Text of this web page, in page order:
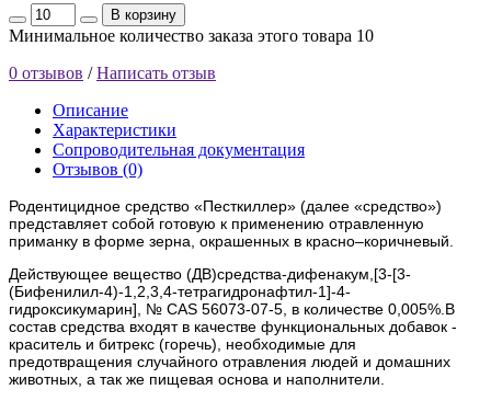
В корзину
Минимальное количество заказа этого товара 10
0 отзывов /Написать отзыв
Описание
Характеристики
Сопроводительная документация
Отзывов (0)
Родентицидное средство «Песткиллер» (далее «средство»)
представляет собой готовую к применению отравленную
приманку в форме зерна, окрашенных в красно–коричневый.
Действующее вещество (ДВ)средства-дифенакум,[3-[3-
(Бифенилил-4)-1,2,3,4-тетрагидронафтил-1]-4-
гидроксикумарин], № CAS 56073-07-5, в количестве 0,005%.В
состав средства входят в качестве функциональных добавок -
краситель и битрекс (горечь), необходимые для
предотвращения случайного отравления людей и домашних
животных, а так же пищевая основа и наполнители.